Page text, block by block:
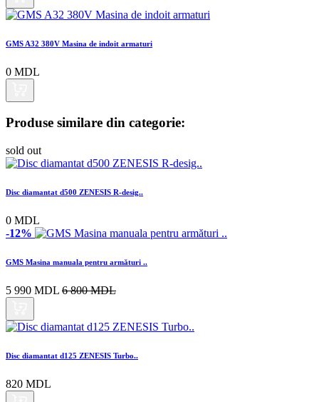
GMS A32 380V Masina de indoit armaturi
0 MDL
Produse similare din categorie:
sold out
Disc diamantat d500 ZENESIS R-desig..
0 MDL
-12%
GMS Masina manuala pentru armături ..
5 990 MDL 6 800 MDL
Disc diamantat d125 ZENESIS Turbo..
820 MDL